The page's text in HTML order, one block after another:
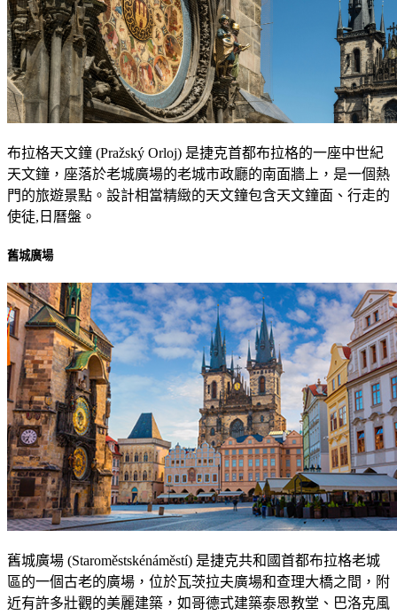
布拉格天文鐘 (Pražský Orloj) 是捷克首都布拉格的一座中世紀
天文鐘，座落於老城廣場的老城市政廳的南面牆上，是一個熱
門的旅遊景點。設計相當精緻的天文鐘包含天文鐘面、行走的
使徒,日曆盤。
舊城廣場
舊城廣場 (Staroměstskénáměstí) 是捷克共和國首都布拉格老城
區的一個古老的廣場，位於瓦茨拉夫廣場和查理大橋之間，附
近有許多壯觀的美麗建築，如哥德式建築泰恩教堂、巴洛克風